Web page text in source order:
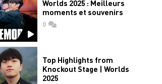
Worlds 2025 : Meilleurs
moments et souvenirs
0commentaires
Top Highlights from
Knockout Stage | Worlds
2025